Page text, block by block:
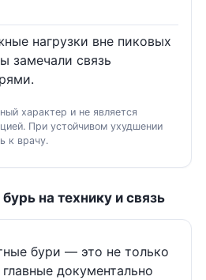
нагрузки вне пиковых
замечали связь
характер и не является
При устойчивом ухудшении
к врачу.
на технику и связь
бури — это не только
документально